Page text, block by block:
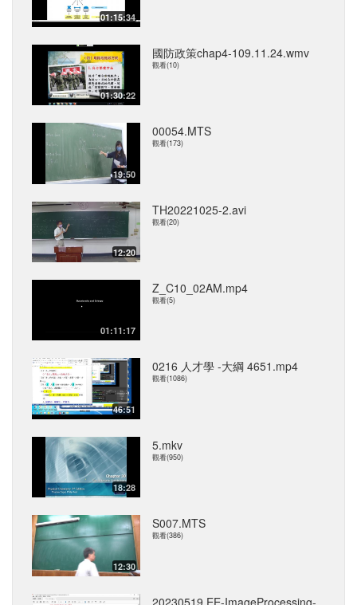
01:15:34
01:30:22
國防政策chap4-109.11.24.wmv
觀看(10)
19:50
00054.MTS
觀看(173)
12:20
TH20221025-2.avi
觀看(20)
01:11:17
Z_C10_02AM.mp4
觀看(5)
46:51
0216 人才學 -大綱 4651.mp4
觀看(1086)
18:28
5.mkv
觀看(950)
12:30
S007.MTS
觀看(386)
20230519 EE-ImageProcessing-